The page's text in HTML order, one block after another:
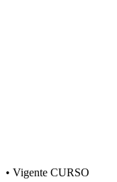
• Vigente CURSO